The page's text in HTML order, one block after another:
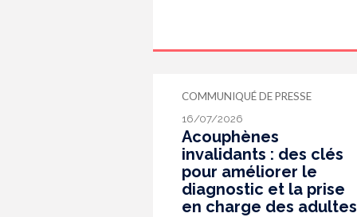
COMMUNIQUÉ DE PRESSE
16/07/2026
Acouphènes
invalidants : des clés
pour améliorer le
diagnostic et la prise
en charge des adultes